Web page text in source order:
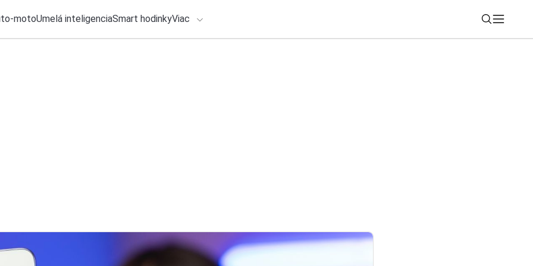
motoUmelá inteligenciaSmart hodinkyViac